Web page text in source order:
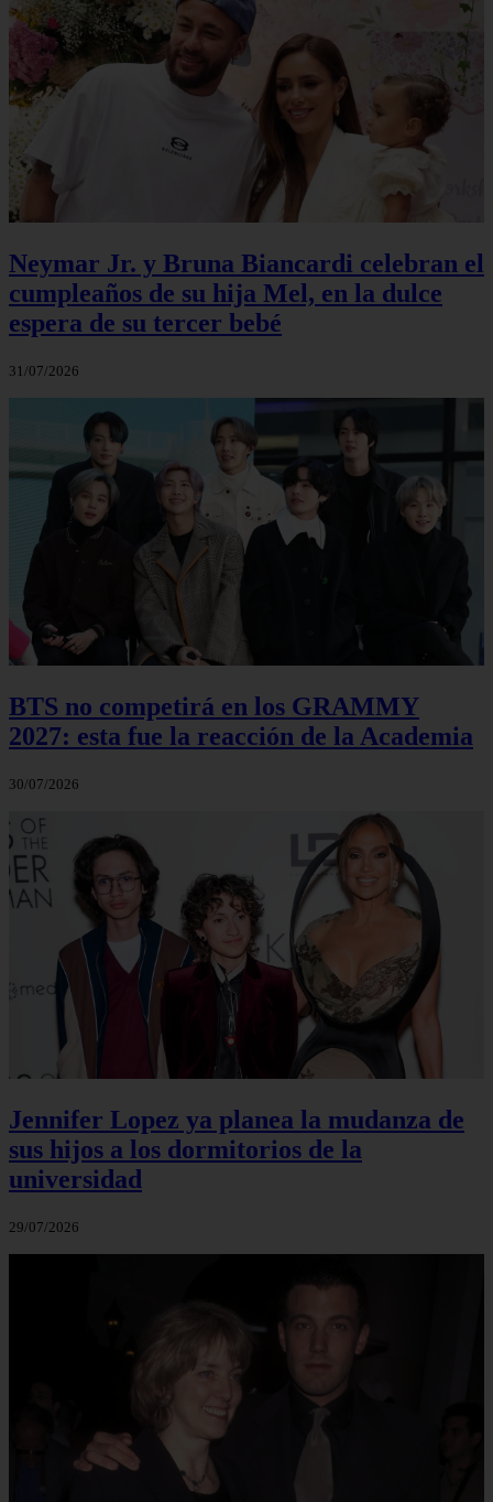
Neymar Jr. y Bruna Biancardi celebran el
cumpleaños de su hija Mel, en la dulce
espera de su tercer bebé
31/07/2026
BTS no competirá en los GRAMMY
2027: esta fue la reacción de la Academia
30/07/2026
Jennifer Lopez ya planea la mudanza de
sus hijos a los dormitorios de la
universidad
29/07/2026